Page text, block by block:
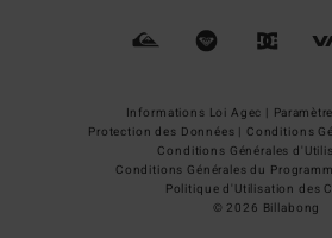
Informations Loi Agec |
Protection des Données | Conditions
Conditions Générales
Conditions Générales du
Politique d'Utilisation des
© 2026 Billabong